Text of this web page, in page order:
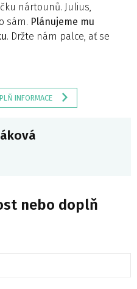
nártounů. Julius,
sám. Plánujeme mu
. Držte nám palce, ať se
INFORMACE
nebo doplň